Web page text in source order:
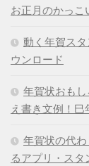
お正月のかっこ
動く年賀スタ
ウンロード
年賀状おもし
え書き文例！巳
年賀状の代わ
るアプリ・スタ